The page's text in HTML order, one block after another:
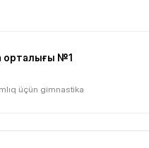
№1
üçün gimnastika